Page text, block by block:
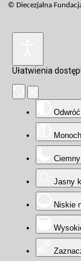
© Diecezjalna
Ułatwienia
Jasny
Niskie